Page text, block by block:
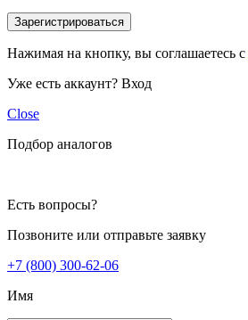
Зарегистрироваться
Нажимая на кнопку, вы соглашаетесь с
Уже есть аккаунт? Вход
Close
Подбор аналогов
Есть вопросы?
Позвоните или отправьте заявку
+7 (800) 300-62-06
Имя